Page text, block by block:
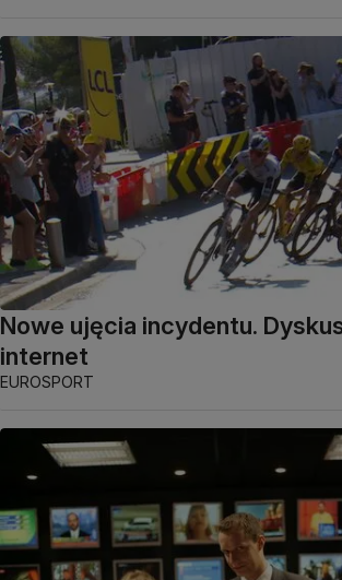
Nowe ujęcia incydentu.
internet
EUROSPORT